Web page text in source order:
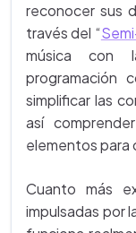
reconocer sus
través del “
música con
programación
simplificar las
así
elementos para
Cuanto más
impulsadas por